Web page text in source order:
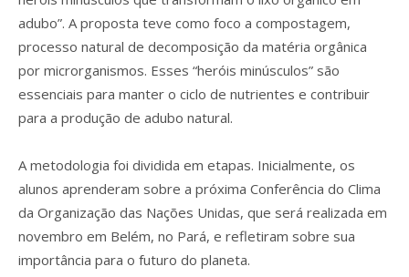
adubo”. A proposta teve como foco a compostagem,
processo natural de decomposição da matéria orgânica
por microrganismos. Esses “heróis minúsculos” são
essenciais para manter o ciclo de nutrientes e contribuir
para a produção de adubo natural.
A metodologia foi dividida em etapas. Inicialmente, os
alunos aprenderam sobre a próxima Conferência do Clima
da Organização das Nações Unidas, que será realizada em
novembro em Belém, no Pará, e refletiram sobre sua
importância para o futuro do planeta.